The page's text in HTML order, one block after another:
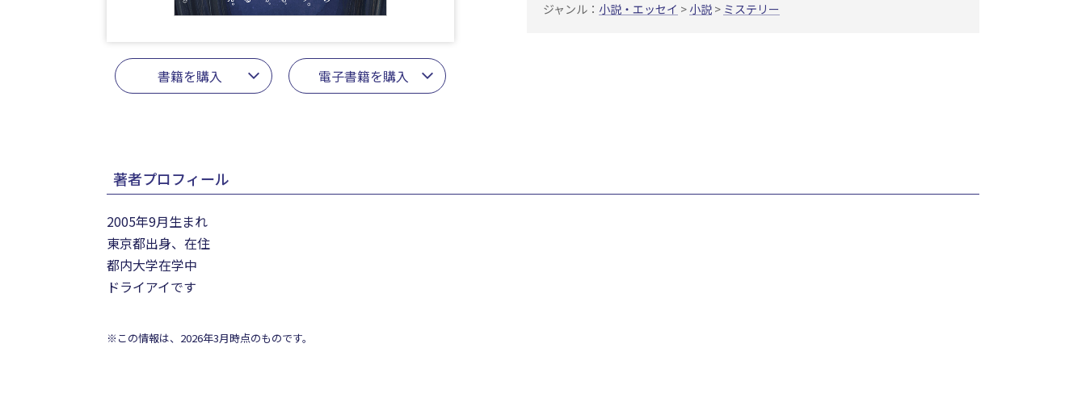
書籍を購入 電子書籍を購入
ジャンル： 小説・エッセイ > 小説 > ミステリー
著者プロフィール
2005年9月生まれ
東京都出身、在住
都内大学在学中
ドライアイです
※この情報は、2026年3月時点のものです。